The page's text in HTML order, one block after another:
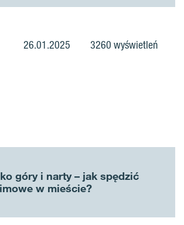
26.01.2025 3260 wyświetleń
góry i narty – jak spędzić
w mieście?